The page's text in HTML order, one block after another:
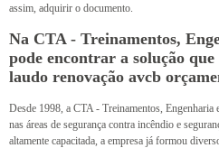
assim, adquirir o documento.
Na CTA - Treinamentos,
pode encontrar a solução
laudo renovação avcb
Desde 1998, a CTA - Treinamentos, Engenharia
nas áreas de segurança contra incêndio e
altamente capacitada, a empresa já formou